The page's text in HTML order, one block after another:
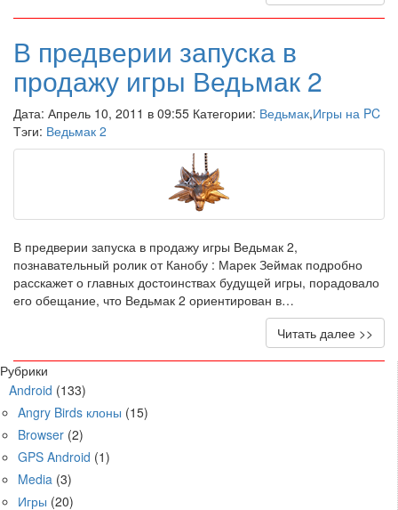
В предверии запуска в
продажу игры Ведьмак 2
Дата: Апрель 10, 2011 в 09:55 Категории: Ведьмак,Игры на PC
Тэги: Ведьмак 2
В предверии запуска в продажу игры Ведьмак 2,
познавательный ролик от Канобу : Марек Зеймак подробно
расскажет о главных достоинствах будущей игры, порадовало
его обещание, что Ведьмак 2 ориентирован в…
Читать далее >>
Рубрики
Android (133)
Angry Birds клоны (15)
Browser (2)
GPS Android (1)
Media (3)
Игры (20)